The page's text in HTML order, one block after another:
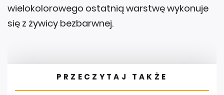
wielokolorowego ostatnią warstwę wykonuje
się z żywicy bezbarwnej.